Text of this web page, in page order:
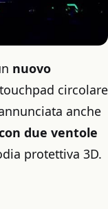
nuovo
circolare
anche
due ventole
protettiva 3D.